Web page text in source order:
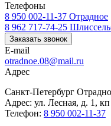
Телефоны
8 950 002-11-37 Отрадное
8 962 717-74-25
Заказать звонок
E-mail
otradnoe.08@mail.ru
Адрес
Санкт-Петербург
Адрес: ул. Лесная, д. 1,
Телефон: 8 950 002-11-37